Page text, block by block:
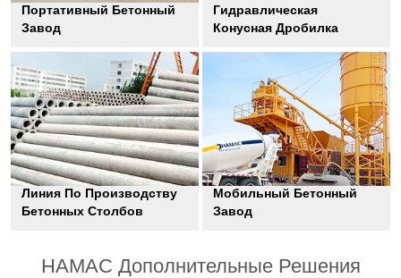
Портативный Бетонный
Завод
Гидравлическая
Конусная Дробилка
Линия По Производству
Бетонных Столбов
Мобильный Бетонный
Завод
HAMAC Дополнительные Решения